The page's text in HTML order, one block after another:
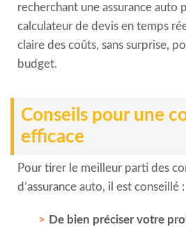
recherchant une assurance auto
calculateur de devis en temps
claire des coûts, sans surprise,
budget.
Conseils pour une
efficace
Pour tirer le meilleur parti des
d’assurance auto, il est conseillé :
De bien préciser votre